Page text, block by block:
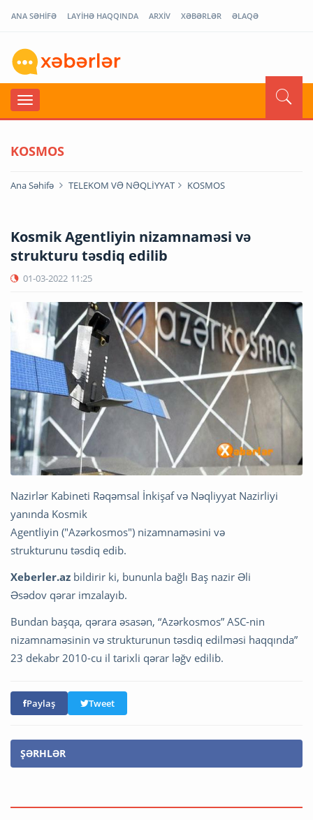
ANA SƏHİFƏ LAYİHƏ HAQQINDA ARXİV XƏBƏRLƏR ƏLAQƏ
KOSMOS
Ana Səhifə TELEKOM VƏ NƏQLİYYAT KOSMOS
Kosmik Agentliyin nizamnaməsi və
strukturu təsdiq edilib
01-03-2022 11:25
Nazirlər Kabineti Rəqəmsal İnkişaf və Nəqliyyat Nazirliyi
yanında Kosmik
Agentliyin ("Azərkosmos") nizamnaməsini və
strukturunu təsdiq edib.
Xeberler.az bildirir ki, bununla bağlı Baş nazir Əli
Əsədov qərar imzalayıb.
Bundan başqa, qərara əsasən, “Azərkosmos” ASC-nin
nizamnaməsinin və strukturunun təsdiq edilməsi haqqında”
23 dekabr 2010-cu il tarixli qərar ləğv edilib.
Paylaş Tweet
ŞƏRHLƏR